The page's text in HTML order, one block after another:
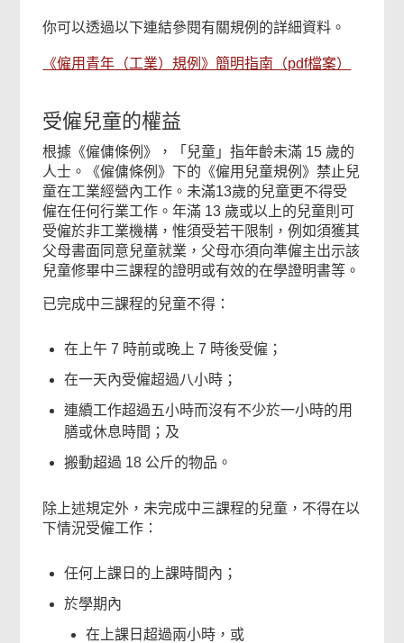
你可以透過以下連結參閱有關規例的詳細資料。
《僱用青年（工業）規例》簡明指南（pdf檔案）
受僱兒童的權益
根據《僱傭條例》，「兒童」指年齡未滿 15 歲的
人士。《僱傭條例》下的《僱用兒童規例》禁止兒
童在工業經營內工作。未滿13歲的兒童更不得受
僱在任何行業工作。年滿 13 歲或以上的兒童則可
受僱於非工業機構，惟須受若干限制，例如須獲其
父母書面同意兒童就業，父母亦須向準僱主出示該
兒童修畢中三課程的證明或有效的在學證明書等。
已完成中三課程的兒童不得：
在上午 7 時前或晚上 7 時後受僱；
在一天內受僱超過八小時；
連續工作超過五小時而沒有不少於一小時的用
膳或休息時間；及
搬動超過 18 公斤的物品。
除上述規定外，未完成中三課程的兒童，不得在以
下情況受僱工作：
任何上課日的上課時間內；
於學期內
在上課日超過兩小時，或